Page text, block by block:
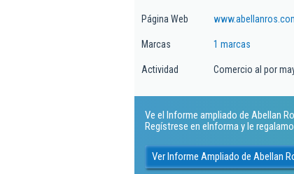
Página Web
Marcas 1 marcas
Actividad Comercio al por
Ve el Informe ampliado de Abellan
Regístrese en eInforma y le
Ver Informe Ampliado de Abellan